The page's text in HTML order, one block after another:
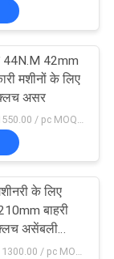
44N.M 42mm
मशीनों के लिए
असर
USD 70.00 - 1550.00 / pc MOQ:1 पीसी
के लिए
बाहरी
असेंबली
USD 165.00 - 1300.00 / pc MOQ:1 पीसी